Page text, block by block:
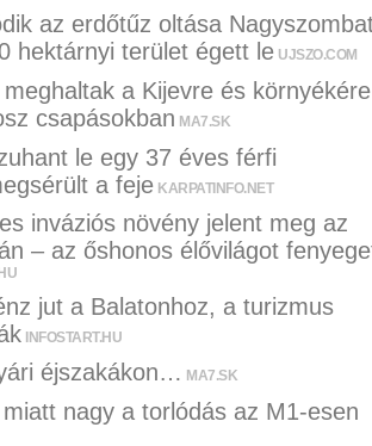
az erdőtűz oltása
hektárnyi terület égett le UJSZO.COM
a Kijevre és környékére
csapásokban MA7.SK
le egy 37 éves férfi
a feje KARPATINFO.NET
inváziós növény jelent meg az
– az őshonos élővilágot
jut a Balatonhoz, a turizmus
INFOSTART.HU
éjszakákon… MA7.SK
nagy a torlódás az M1-esen